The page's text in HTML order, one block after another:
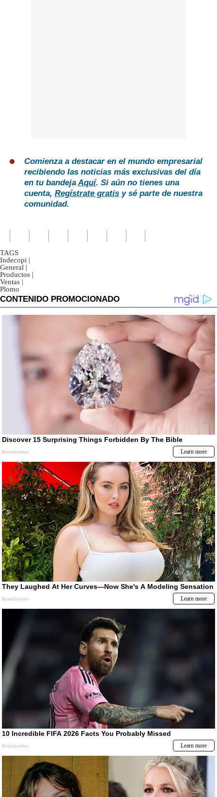
Comienza a destacar en el mundo empresarial
recibiendo las noticias más exclusivas del día
en tu bandejaAquí. Si aún no tienes una
cuenta, Regístrate gratis y sé parte de nuestra
comunidad.
TAGS
Indecopi |
General |
Productos |
Ventas |
Plomo